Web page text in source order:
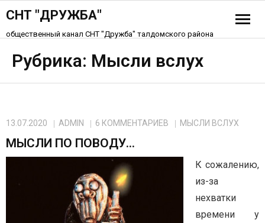
СНТ "ДРУЖБА"
общественный канал СНТ "Дружба" талдомского района
История СНТ
Схема СНТ «Дружба»
Контакты
Рубрика: Мысли вслух
13.07.2020 ADMIN 6 КОММЕНТАРИЕВ МЫСЛИ ВСЛУХ
МЫСЛИ ПО ПОВОДУ…
К сожалению,
из-за
нехватки
времени у